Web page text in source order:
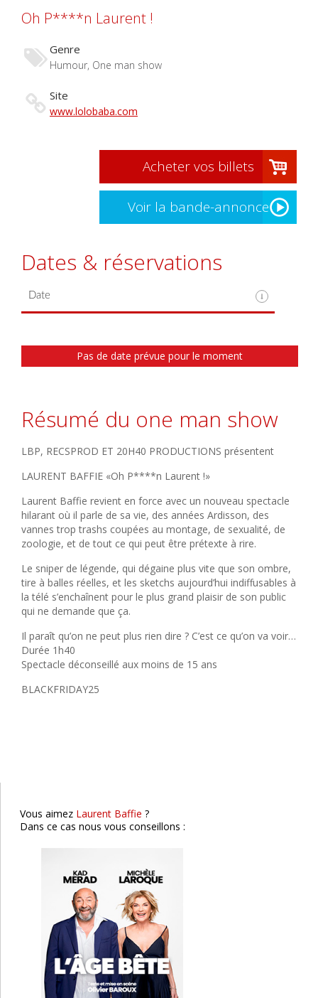
Oh P****n Laurent !
Genre
Humour, One man show
Site
www.lolobaba.com
Acheter vos billets
Voir la bande-annonce
Dates & réservations
Pas de date prévue pour le moment
Résumé du one man show
LBP, RECSPROD ET 20H40 PRODUCTIONS présentent
LAURENT BAFFIE «Oh P****n Laurent !»
Laurent Baffie revient en force avec un nouveau spectacle
hilarant où il parle de sa vie, des années Ardisson, des
vannes trop trashs coupées au montage, de sexualité, de
zoologie, et de tout ce qui peut être prétexte à rire.
Le sniper de légende, qui dégaine plus vite que son ombre,
tire à balles réelles, et les sketchs aujourd’hui indiffusables à
la télé s’enchaînent pour le plus grand plaisir de son public
qui ne demande que ça.
Il paraît qu’on ne peut plus rien dire ? C’est ce qu’on va voir…
Durée 1h40
Spectacle déconseillé aux moins de 15 ans
BLACKFRIDAY25
Vous aimez Laurent Baffie ?
Dans ce cas nous vous conseillons :
Mathieu MADENIAN
Clermont-Fd